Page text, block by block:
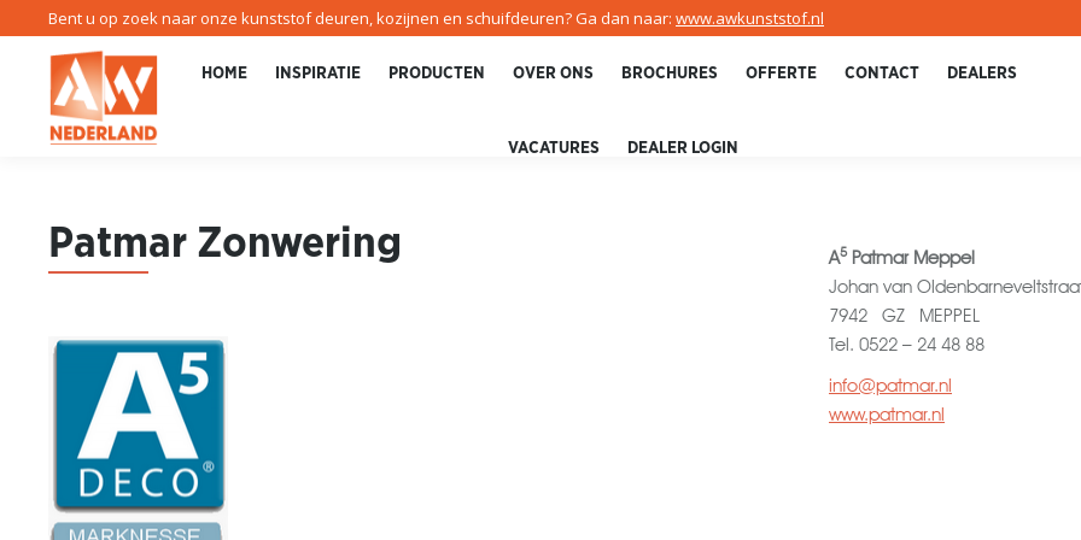
Bent u op zoek naar onze kunststof deuren, kozijnen en schuifdeuren? Ga dan naar: www.awkunststof.nl
HOME INSPIRATIE PRODUCTEN OVER ONS BROCHURES OFFERTE CONTACT DEALERS
VACATURES DEALER LOGIN
Patmar Zonwering A
5
Patmar Meppel
Johan van
7942 GZ MEPPEL
Tel. 0522 – 24 48 88
info@patmar.nl
www.patmar.nl